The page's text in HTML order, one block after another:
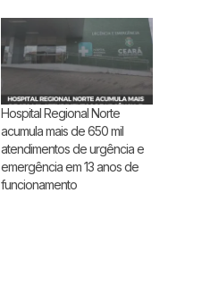
Hospital Regional Norte
acumula mais de 650 mil
atendimentos de urgência e
emergência em 13 anos de
funcionamento